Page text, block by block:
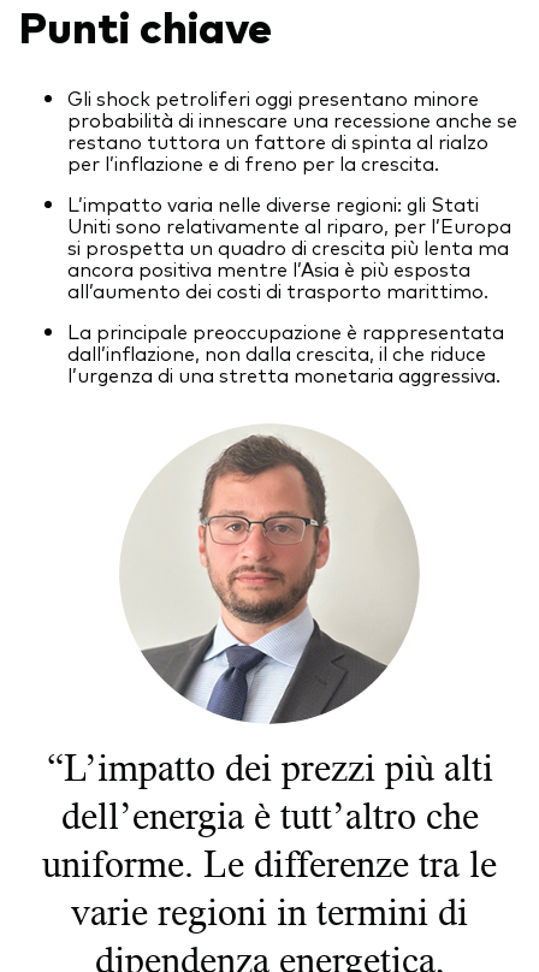
Investi con Vanguard
Documenti importanti
Il sondaggio Vanguard Advice
Contattaci
Il Team
Punti chiave
Gli shock petroliferi oggi presentano minore
probabilità di innescare una recessione anche se
restano tuttora un fattore di spinta al rialzo
per l’inflazione e di freno per la crescita.
L’impatto varia nelle diverse regioni: gli Stati
Uniti sono relativamente al riparo, per l’Europa
si prospetta un quadro di crescita più lenta ma
ancora positiva mentre l’Asia è più esposta
all’aumento dei costi di trasporto marittimo.
La principale preoccupazione è rappresentata
dall’inflazione, non dalla crescita, il che riduce
l’urgenza di una stretta monetaria aggressiva.
“L’impatto dei prezzi più alti
dell’energia è tutt’altro che
uniforme. Le differenze tra le
varie regioni in termini di
dipendenza energetica,